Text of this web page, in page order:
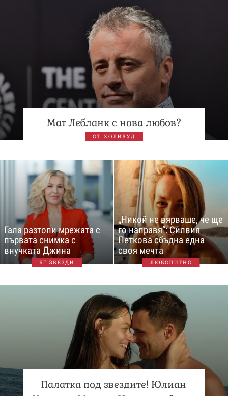
Мат Лебланк с нова любов?
ОТ ХОЛИВУД
Гала разтопи мрежата с
първата снимка с
внучката Джина
БГ ЗВЕЗДИ
„Никой не вярваше, че ще
го направя“: Силвия
Петкова сбъдна една
своя мечта
ЛЮБОПИТНО
Палатка под звездите! Юлиан